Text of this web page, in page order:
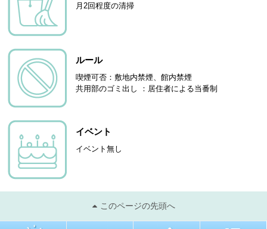
月2回程度の清掃
ルール
喫煙可否：敷地内禁煙、館内禁煙
共用部のゴミ出し ：居住者による当番制
イベント
イベント無し
このページの先頭へ